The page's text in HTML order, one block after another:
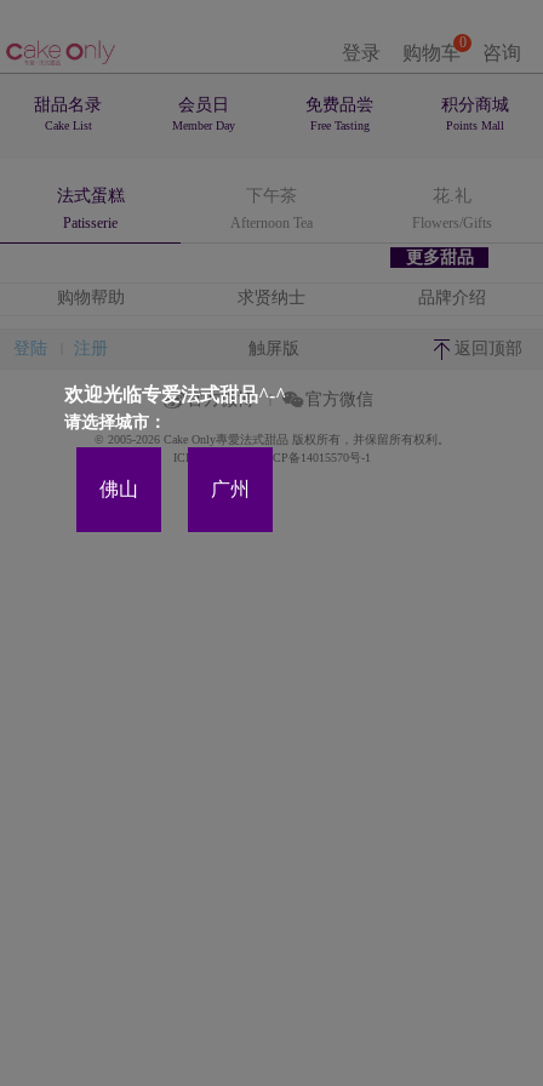
登录 0
购物车 咨询
甜品名录
Cake List
会员日
Member Day
免费品尝
Free Tasting
积分商城
Points Mall
法式蛋糕
Patisserie
下午茶
Afternoon Tea
花.礼
Flowers/Gifts
更多甜品
欢迎光临专爱法式甜品^-^
请选择城市：
佛山 广州
购物帮助 求贤纳士 品牌介绍
登陆 注册 触屏版 返回顶部
官方微博 官方微信
© 2005-2026 Cake Only專愛法式甜品 版权所有，并保留所有权利。
ICP备案证书号:粤ICP备14015570号-1